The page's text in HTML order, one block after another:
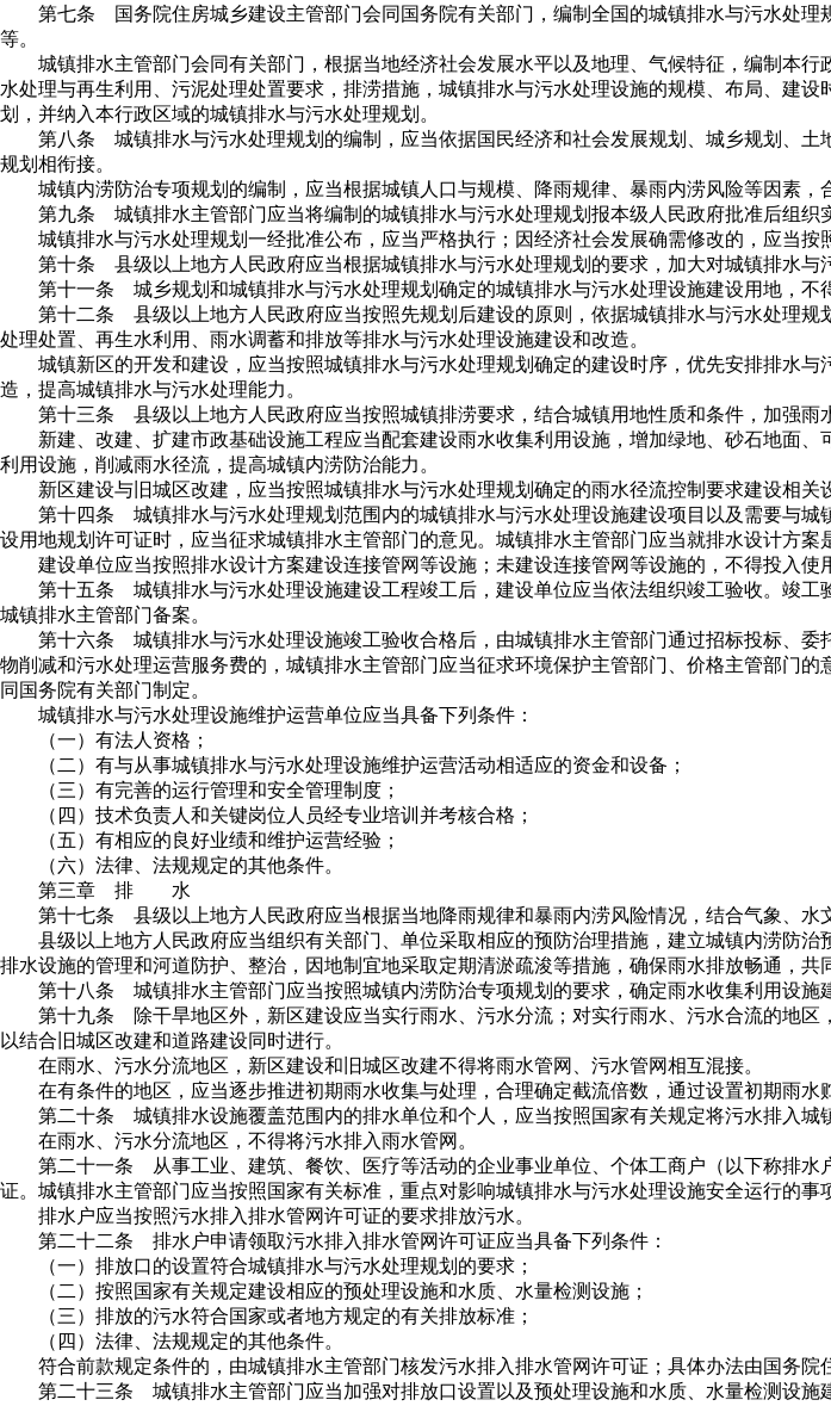
第七条 国务院住房城乡建设主管部门会同国务院有关部门，编制全国的城镇排水与污水处
等。
城镇排水主管部门会同有关部门，根据当地经济社会发展水平以及地理、气候特征，编制本
水处理与再生利用、污泥处理处置要求，排涝措施，城镇排水与污水处理设施的规模、布局、建
划，并纳入本行政区域的城镇排水与污水处理规划。
第八条 城镇排水与污水处理规划的编制，应当依据国民经济和社会发展规划、城乡规划、
规划相衔接。
城镇内涝防治专项规划的编制，应当根据城镇人口与规模、降雨规律、暴雨内涝风险等因素
第九条 城镇排水主管部门应当将编制的城镇排水与污水处理规划报本级人民政府批准后组织
城镇排水与污水处理规划一经批准公布，应当严格执行；因经济社会发展确需修改的，应当按
第十条 县级以上地方人民政府应当根据城镇排水与污水处理规划的要求，加大对城镇排水与
第十一条 城乡规划和城镇排水与污水处理规划确定的城镇排水与污水处理设施建设用地，不
第十二条 县级以上地方人民政府应当按照先规划后建设的原则，依据城镇排水与污水处理
处理处置、再生水利用、雨水调蓄和排放等排水与污水处理设施建设和改造。
城镇新区的开发和建设，应当按照城镇排水与污水处理规划确定的建设时序，优先安排排水
造，提高城镇排水与污水处理能力。
第十三条 县级以上地方人民政府应当按照城镇排涝要求，结合城镇用地性质和条件，加强雨
新建、改建、扩建市政基础设施工程应当配套建设雨水收集利用设施，增加绿地、砂石地面
利用设施，削减雨水径流，提高城镇内涝防治能力。
新区建设与旧城区改建，应当按照城镇排水与污水处理规划确定的雨水径流控制要求建设相关
第十四条 城镇排水与污水处理规划范围内的城镇排水与污水处理设施建设项目以及需要与
设用地规划许可证时，应当征求城镇排水主管部门的意见。城镇排水主管部门应当就排水设计方案
建设单位应当按照排水设计方案建设连接管网等设施；未建设连接管网等设施的，不得投入
第十五条 城镇排水与污水处理设施建设工程竣工后，建设单位应当依法组织竣工验收。竣工
城镇排水主管部门备案。
第十六条 城镇排水与污水处理设施竣工验收合格后，由城镇排水主管部门通过招标投标、
物削减和污水处理运营服务费的，城镇排水主管部门应当征求环境保护主管部门、价格主管部门
同国务院有关部门制定。
城镇排水与污水处理设施维护运营单位应当具备下列条件：
（一）有法人资格；
（二）有与从事城镇排水与污水处理设施维护运营活动相适应的资金和设备；
（三）有完善的运行管理和安全管理制度；
（四）技术负责人和关键岗位人员经专业培训并考核合格；
（五）有相应的良好业绩和维护运营经验；
（六）法律、法规规定的其他条件。
第三章 排 水
第十七条 县级以上地方人民政府应当根据当地降雨规律和暴雨内涝风险情况，结合气象、水
县级以上地方人民政府应当组织有关部门、单位采取相应的预防治理措施，建立城镇内涝防
排水设施的管理和河道防护、整治，因地制宜地采取定期清淤疏浚等措施，确保雨水排放畅通，共
第十八条 城镇排水主管部门应当按照城镇内涝防治专项规划的要求，确定雨水收集利用设施
第十九条 除干旱地区外，新区建设应当实行雨水、污水分流；对实行雨水、污水合流的地
以结合旧城区改建和道路建设同时进行。
在雨水、污水分流地区，新区建设和旧城区改建不得将雨水管网、污水管网相互混接。
在有条件的地区，应当逐步推进初期雨水收集与处理，合理确定截流倍数，通过设置初期雨
第二十条 城镇排水设施覆盖范围内的排水单位和个人，应当按照国家有关规定将污水排入城
在雨水、污水分流地区，不得将污水排入雨水管网。
第二十一条 从事工业、建筑、餐饮、医疗等活动的企业事业单位、个体工商户（以下称排
证。城镇排水主管部门应当按照国家有关标准，重点对影响城镇排水与污水处理设施安全运行的事
排水户应当按照污水排入排水管网许可证的要求排放污水。
第二十二条 排水户申请领取污水排入排水管网许可证应当具备下列条件：
（一）排放口的设置符合城镇排水与污水处理规划的要求；
（二）按照国家有关规定建设相应的预处理设施和水质、水量检测设施；
（三）排放的污水符合国家或者地方规定的有关排放标准；
（四）法律、法规规定的其他条件。
符合前款规定条件的，由城镇排水主管部门核发污水排入排水管网许可证；具体办法由国务院
第二十三条 城镇排水主管部门应当加强对排放口设置以及预处理设施和水质、水量检测设